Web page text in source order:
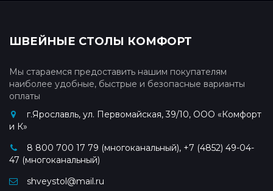
ШВЕЙНЫЕ СТОЛЫ КОМФОРТ
Мы стараемся предоставить нашим покупателям
наиболее удобные, быстрые и безопасные варианты
оплаты
г.Ярославль, ул. Первомайская, 39/10, ООО «Комфорт
и К»
8 800 700 17 79 (многоканальный), +7 (4852) 49-04-
47 (многоканальный)
shveystol@mail.ru